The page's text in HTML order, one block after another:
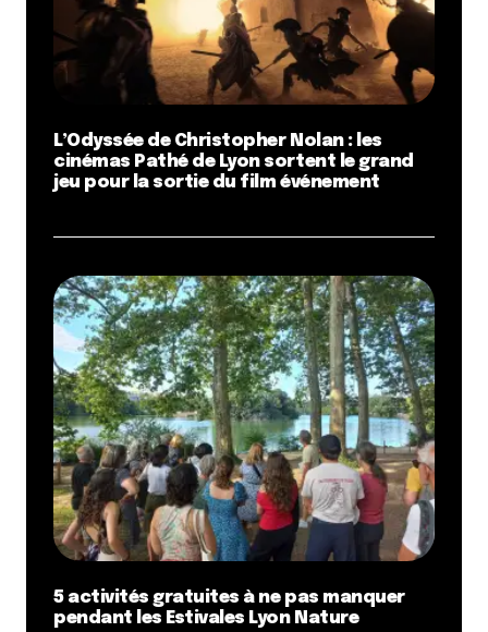
L’Odyssée de Christopher Nolan : les
cinémas Pathé de Lyon sortent le grand
jeu pour la sortie du film événement
5 activités gratuites à ne pas manquer
pendant les Estivales Lyon Nature